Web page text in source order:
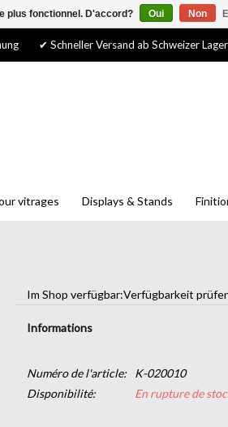
✔ Schneller Versand ab Schweizer Lager
vitrages Displays & Stands
Im Shop verfügbar:Verfügbarkeit
Informations
Numéro de l'article:
K-020010
Disponibilité:
En rupture de
plus fonctionnel. D'accord? Oui Non